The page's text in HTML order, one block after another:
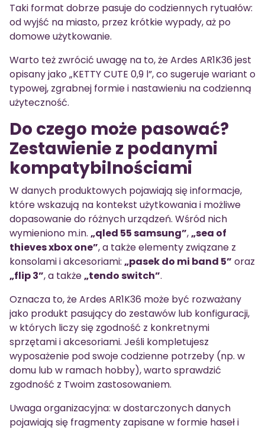
Taki format dobrze pasuje do codziennych rytuałów:
od wyjść na miasto, przez krótkie wypady, aż po
domowe użytkowanie.
Warto też zwrócić uwagę na to, że Ardes AR1K36 jest
opisany jako „KETTY CUTE 0,9 l”, co sugeruje wariant o
typowej, zgrabnej formie i nastawieniu na codzienną
użyteczność.
Do czego może pasować?
Zestawienie z podanymi
kompatybilnościami
W danych produktowych pojawiają się informacje,
które wskazują na kontekst użytkowania i możliwe
dopasowanie do różnych urządzeń. Wśród nich
wymieniono m.in. „qled 55 samsung”,„sea of
thieves xbox one”, a także elementy związane z
konsolami i akcesoriami: „pasek do mi band 5” oraz
„flip 3”, a także„tendo switch”.
Oznacza to, że Ardes AR1K36 może być rozważany
jako produkt pasujący do zestawów lub konfiguracji,
w których liczy się zgodność z konkretnymi
sprzętami i akcesoriami. Jeśli kompletujesz
wyposażenie pod swoje codzienne potrzeby (np. w
domu lub w ramach hobby), warto sprawdzić
zgodność z Twoim zastosowaniem.
Uwaga organizacyjna: w dostarczonych danych
pojawiają się fragmenty zapisane w formie haseł i